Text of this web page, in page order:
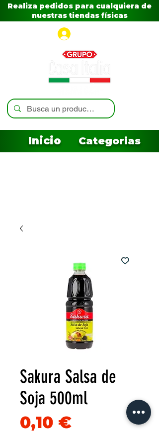
Realiza pedidos para cualquiera de
nuestras tiendas físicas
Inicio Categorias
Sakura Salsa de
Soja 500ml
0,10 €Precio